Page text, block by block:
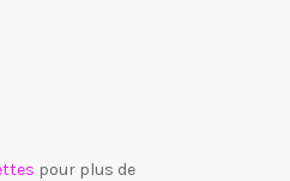
pour plus de